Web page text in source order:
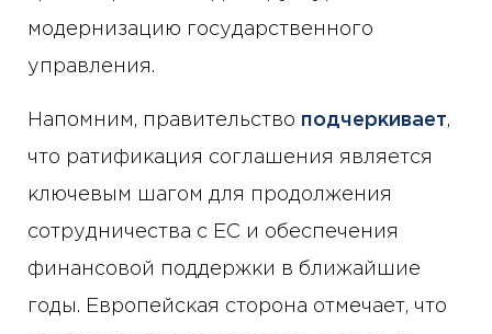
модернизацию государственного
управления.
Напомним, правительство подчеркивает,
что ратификация соглашения является
ключевым шагом для продолжения
сотрудничества с ЕС и обеспечения
финансовой поддержки в ближайшие
годы. Европейская сторона отмечает, что